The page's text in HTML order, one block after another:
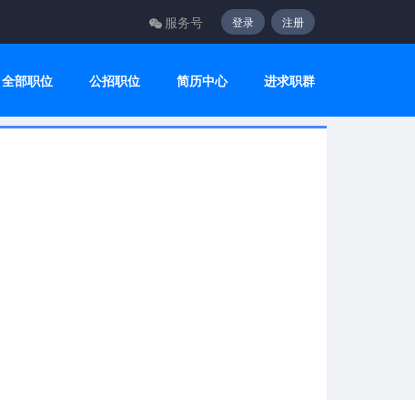
服务号 登录 注册
全部职位 公招职位 简历中心 进求职群